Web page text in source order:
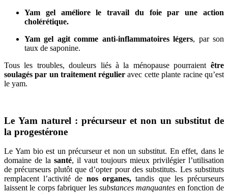
Yam gel améliore le travail du foie par une action
cholérétique.
Yam gel agit comme anti-inflammatoires légers, par son
taux de saponine.
Tous les troubles, douleurs liés à la ménopause pourraient être
soulagés par un traitement régulier avec cette plante racine qu’est
le yam.
Le Yam naturel : précurseur et non un substitut de
la progestérone
Le Yam bio est un précurseur et non un substitut. En effet, dans le
domaine de la santé, il vaut toujours mieux privilégier l’utilisation
de précurseurs plutôt que d’opter pour des substituts. Les substituts
remplacent l’activité de nos organes, tandis que les précurseurs
laissent le corps fabriquer les substances manquantes en fonction de